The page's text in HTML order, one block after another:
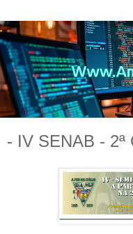
- IV SENAB -